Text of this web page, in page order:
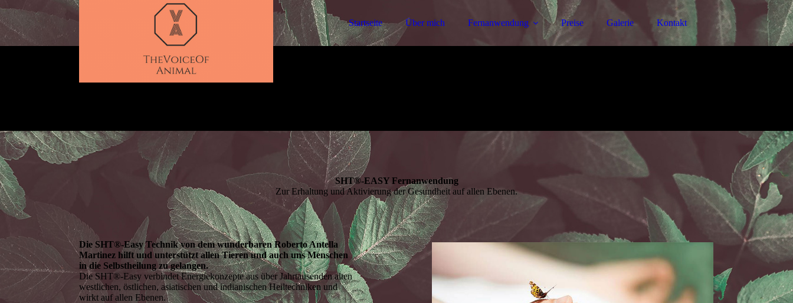
Startseite Über mich Fernanwendung Preise Galerie Kontakt
SHT®-EASY Fernanwendung
Zur Erhaltung und Aktivierung der Gesundheit auf allen Ebenen.
Die SHT®-Easy Technik von dem wunderbaren Roberto Antella
Martinez hilft und unterstützt allen Tieren und auch uns Menschen
in die Selbstheilung zu gelangen.
Die SHT®-Easy verbindet Energiekonzepte aus über Jahrtausenden alten
westlichen, östlichen, asiatischen und indianischen Heiltechniken und
wirkt auf allen Ebenen.